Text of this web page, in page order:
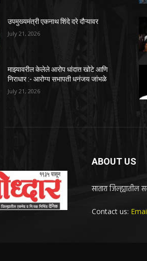
उपमुख्यमंत्री एकनाथ शिंदे दरे दौऱ्यावर
July 21, 2026
माझ्यावरील केलेले आरोप धांदात खोटे आणि
निराधार :- आरोग्य सभापती धनंजय जांभळे
July 21, 2026
ABOUT US
सातारा जिल्ह्यातील
Contact us: